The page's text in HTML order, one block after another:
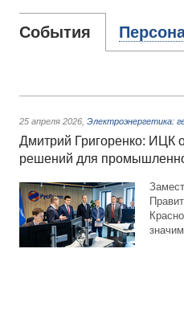
События
25 апреля 2026 Электроэнергетика:
Дмитрий Григоренко: ИЦК
решений для